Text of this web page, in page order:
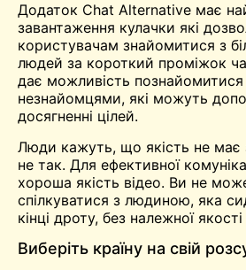
Додаток Chat Alternative має
завантаження кулачки які
користувачам знайомитися з
людей за короткий проміжок
дає можливість познайомитися
незнайомцями, які можуть
досягненні цілей.
Люди кажуть, що якість не має
не так. Для ефективної
хороша якість відео. Ви не
спілкуватися з людиною, яка
кінці дроту, без належної якості
Виберіть країну на свій